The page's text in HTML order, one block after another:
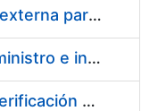
Servicios de una empresa externa para el asesoramiento y resolución de los recursos de alzada que se presentan relacionados con procesos de selección para la FNMT-RCM
Acuerdo marco para el suministro e instalación de persianas, estores y otros complementos
Servicio de Calibración y Verificación Externa de los Equipos de Medición del Servicio de Prevención de la FNMT-RCM